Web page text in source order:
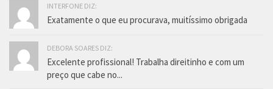
INTERFONE DIZ:
Exatamente o que eu procurava, muitíssimo obrigada
DEBORA SOARES DIZ:
Excelente profissional! Trabalha direitinho e com um
preço que cabe no...